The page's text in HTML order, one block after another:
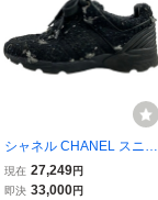
シャネル CHANEL スニー
カー 35 G31711 - レザー
黒×グレー ココマーク 靴
現在 27,249円
即決 33,000円